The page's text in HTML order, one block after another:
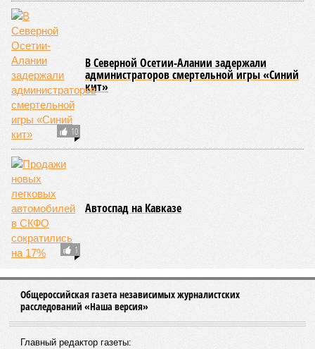
10
В Северной Осетии-Алании задержали
администраторов смертельной игры «Синий
кит»
1
Автоспад на Кавказе
Общероссийская газета независимых журналистских
расследований «Наша версия»
Главный редактор газеты: